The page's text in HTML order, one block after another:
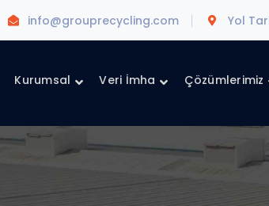
info@grouprecycling.com Yol
Kurumsal Veri İmha Çözümlerimiz